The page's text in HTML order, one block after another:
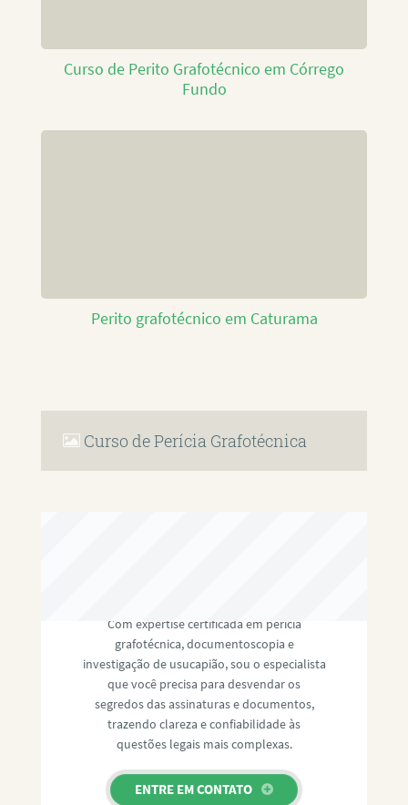
Curso de Perito Grafotécnico em Córrego
Fundo
Perito grafotécnico em Caturama
Curso de Perícia Grafotécnica
Com expertise certificada em perícia
grafotécnica, documentoscopia e
investigação de usucapião, sou o especialista
que você precisa para desvendar os
segredos das assinaturas e documentos,
trazendo clareza e confiabilidade às
questões legais mais complexas.
ENTRE EM CONTATO